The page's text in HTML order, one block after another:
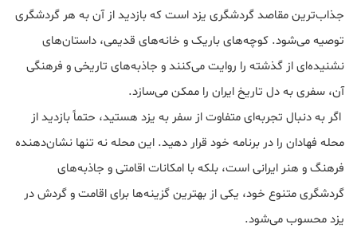
جذاب‌ترین مقاصد گردشگری یزد است که بازدید از آن به هر گردشگری
توصیه می‌شود. کوچه‌های باریک و خانه‌های قدیمی، داستان‌های
نشنیده‌ای از گذشته را روایت می‌کنند و جاذبه‌های تاریخی و فرهنگی
آن، سفری به دل تاریخ ایران را ممکن می‌سازد.
اگر به دنبال تجربه‌ای متفاوت از سفر به یزد هستید، حتماً بازدید از
محله فهادان را در برنامه خود قرار دهید. این محله نه تنها نشان‌دهنده
فرهنگ و هنر ایرانی است، بلکه با امکانات اقامتی و جاذبه‌های
گردشگری متنوع خود، یکی از بهترین گزینه‌ها برای اقامت و گردش در
یزد محسوب می‌شود.